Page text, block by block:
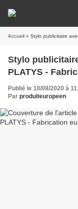
Accueil » Stylo publicitaire
Stylo
PLATYS -
Publié le 10/08/2020 à
Par produiteuropeen